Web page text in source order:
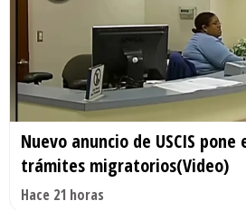
Nuevo anuncio de USCIS
trámites migratorios(Video)
Hace 21 horas